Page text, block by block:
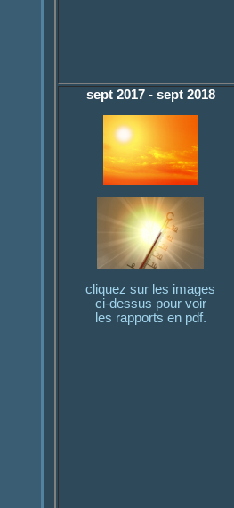
sept 2017 - sept 2018
cliquez sur les images
ci-dessus pour voir
les rapports en pdf.